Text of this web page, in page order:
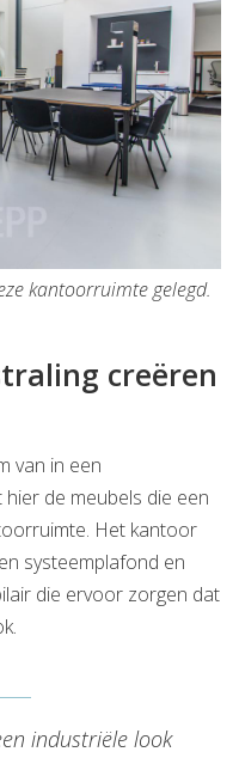
kantoorruimte gelegd.
creëren
van in een
hier de meubels die een
Het kantoor
systeemplafond en
die ervoor zorgen dat
industriële look